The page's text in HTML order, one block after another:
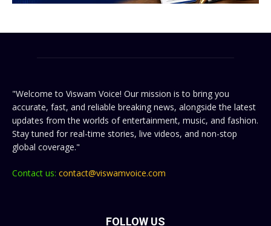
"Welcome to Viswam Voice! Our mission is to bring you
accurate, fast, and reliable breaking news, alongside the latest
updates from the worlds of entertainment, music, and fashion.
Stay tuned for real-time stories, live videos, and non-stop
global coverage."
Contact us: contact@viswamvoice.com
FOLLOW US